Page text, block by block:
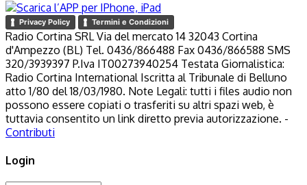
Privacy Policy Termini e Condizioni
Radio Cortina SRL Via del mercato 14 32043 Cortina
d'Ampezzo (BL) Tel. 0436/866488 Fax 0436/866588 SMS
320/3939397 P.Iva IT00273940254 Testata Giornalistica:
Radio Cortina International Iscritta al Tribunale di Belluno
atto 1/80 del 18/03/1980. Note Legali: tutti i files audio non
possono essere copiati o trasferiti su altri spazi web, è
tuttavia consentito un link diretto previa autorizzazione. -
Contributi
Login